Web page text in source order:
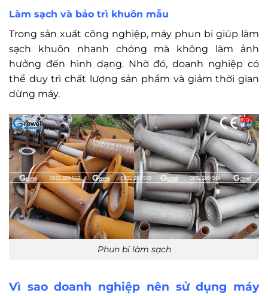
Làm sạch và bảo trì khuôn mẫu
Trong sản xuất công nghiệp, máy phun bi giúp làm
sạch khuôn nhanh chóng mà không làm ảnh
hưởng đến hình dạng. Nhờ đó, doanh nghiệp có
thể duy trì chất lượng sản phẩm và giảm thời gian
dừng máy.
Phun bi làm sạch
Vì sao doanh nghiệp nên sử dụng máy